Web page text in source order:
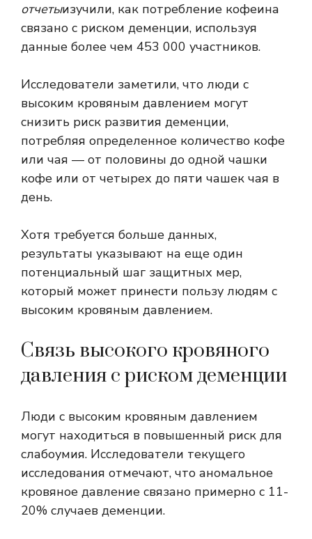
отчетыизучили, как потребление кофеина
связано с риском деменции, используя
данные более чем 453 000 участников.
Исследователи заметили, что люди с
высоким кровяным давлением могут
снизить риск развития деменции,
потребляя определенное количество кофе
или чая — от половины до одной чашки
кофе или от четырех до пяти чашек чая в
день.
Хотя требуется больше данных,
результаты указывают на еще один
потенциальный шаг защитных мер,
который может принести пользу людям с
высоким кровяным давлением.
Связь высокого кровяного
давления с риском деменции
Люди с высоким кровяным давлением
могут находиться в повышенный риск для
слабоумия. Исследователи текущего
исследования отмечают, что аномальное
кровяное давление связано примерно с 11-
20% случаев деменции.